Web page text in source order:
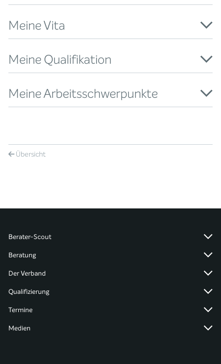
Meine Vita
Meine Qualifikation
Meine Arbeitsschwerpunkte
Übersicht
Berater-Scout
Beratung
Der Verband
Qualifizierung
Termine
Medien